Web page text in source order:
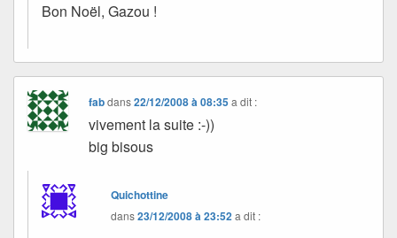
Bon Noël, Gazou !
fabdans22/12/2008 à 08:35 a dit :
vivement la suite :-))
big bisous
Quichottine
dans23/12/2008 à 23:52a dit :